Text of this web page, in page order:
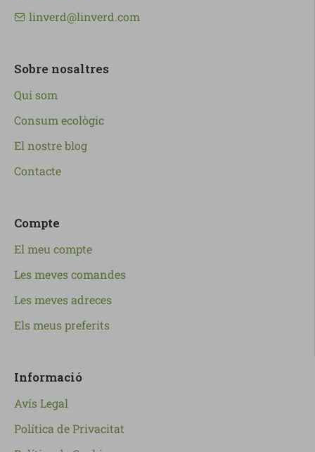
linverd@linverd.com
Sobre nosaltres
Qui som
Consum ecològic
El nostre blog
Contacte
Compte
El meu compte
Les meves comandes
Les meves adreces
Els meus preferits
Informació
Avís Legal
Política de Privacitat